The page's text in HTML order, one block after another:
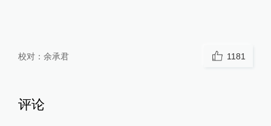
校对： 余承君 1181
评论